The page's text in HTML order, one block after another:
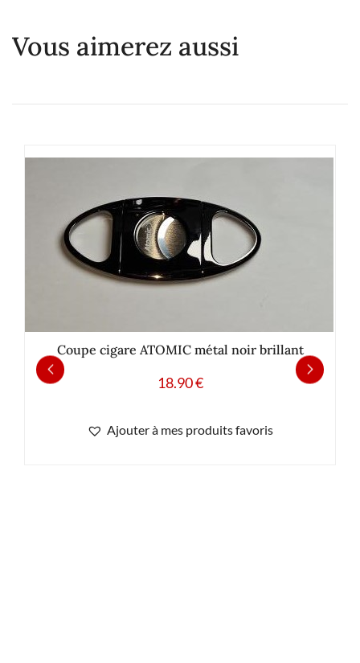
Vous aimerez aussi
Coupe cigare ATOMIC métal noir brillant
18.90€
Ajouter à mes produits favoris